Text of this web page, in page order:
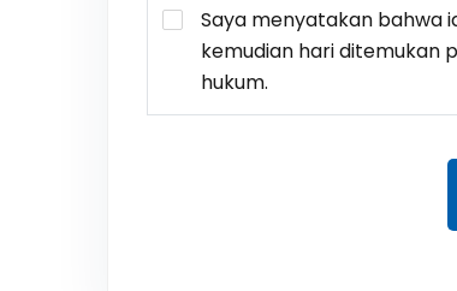
Saya menyatakan bahwa
kemudian hari ditemukan
hukum.